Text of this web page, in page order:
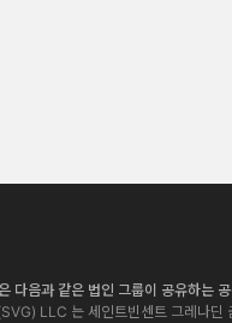
음과 같은 법인 그룹이 공유하는
LLC 는 세인트빈센트 그레나